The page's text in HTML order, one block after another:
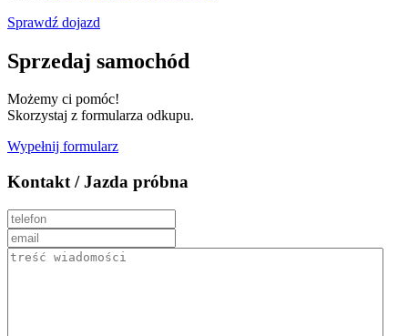
Sprawdź dojazd
Sprzedaj samochód
Możemy ci pomóc!
Skorzystaj z formularza odkupu.
Wypełnij formularz
Kontakt / Jazda próbna